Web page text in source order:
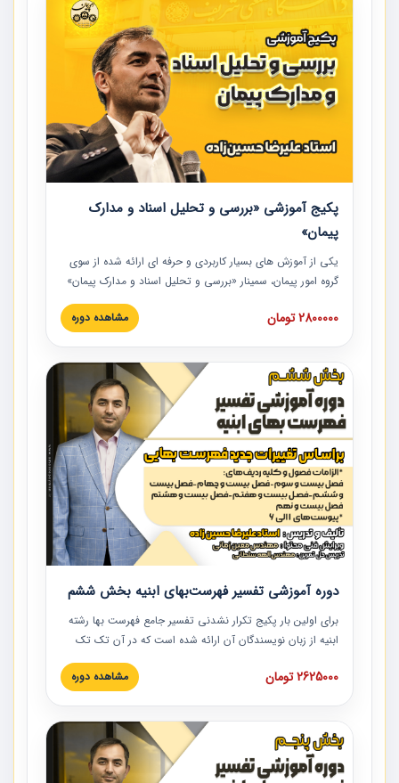
پکیج آموزشی «بررسی و تحلیل اسناد و مدارک
پیمان»
یکی از آموزش‏‏‏‏‏‏ های بسیار کاربردی و حرفه‏ ای ارائه شده از سوی
گروه امور پیمان، سمینار «بررسی و تحلیل اسناد و مدارک پیمان»
است که در دانشگاه صنعتی شریف ارائه شد. در این آموزش
نکات کلیدی مربوط به اسناد و مدارک پیمان، اولویت بندی اسناد
پیمان به همراه تجربیات عملی در این خصوص ارائه شده است.
2800000 تومان مشاهده دوره
دوره آموزشی تفسیر فهرست‌بهای ابنیه بخش ششم
برای اولین بار پکیج تکرار نشدنی تفسیر جامع فهرست بها رشته
ابنیه از زبان نویسندگان آن ارائه شده است که در آن تک تک
ردیف ها و مطالب فهرست بها تفسیر و ارائه شده است. این
دوره به صورت کامل تصویری بوده و به همراه تصاویر عملیات
دوره با کلام مهندس علیرضاحسین‌زاده مدیر پروژه مهندسی
مشاور در امر بازنگری فهرست بها رشته ابنیه ارائه شده و به تمام
همکارانی که در حوزه صنعت ساخت در حال فعالیت هستند حتما
توصیه می کنیم از مطالب این دوره استفاده نمایند.
2625000 تومان مشاهده دوره